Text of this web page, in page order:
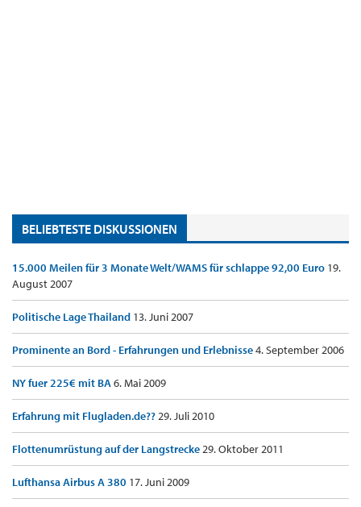
BELIEBTESTE DISKUSSIONEN
15.000 Meilen für 3 Monate Welt/WAMS für schlappe 92,00 Euro 19.
August 2007
Politische Lage Thailand 13. Juni 2007
Prominente an Bord - Erfahrungen und Erlebnisse4. September 2006
NY fuer 225€ mit BA6. Mai 2009
Erfahrung mit Flugladen.de??29. Juli 2010
Flottenumrüstung auf der Langstrecke29. Oktober 2011
Lufthansa Airbus A 380 17. Juni 2009